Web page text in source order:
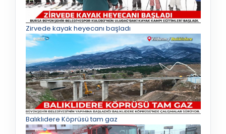
Zirvede kayak heyecanı başladı
Balıklıdere Köprüsü tam gaz